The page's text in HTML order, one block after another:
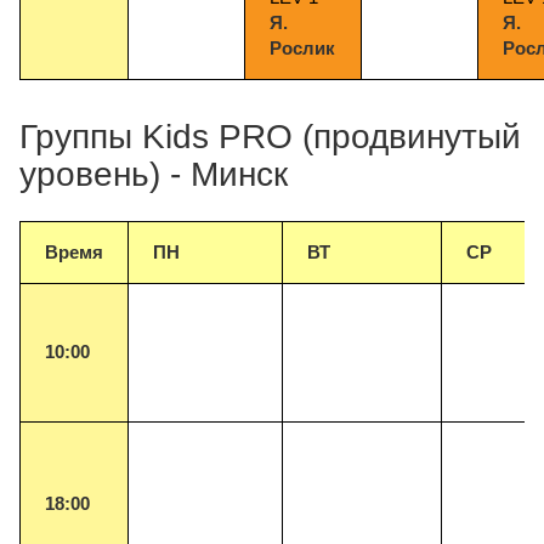
Я.
Рослик
Я.
Группы Kids PRO (продвинутый
уровень) - Минск
Время ПН ВТ СР
10:00
18:00